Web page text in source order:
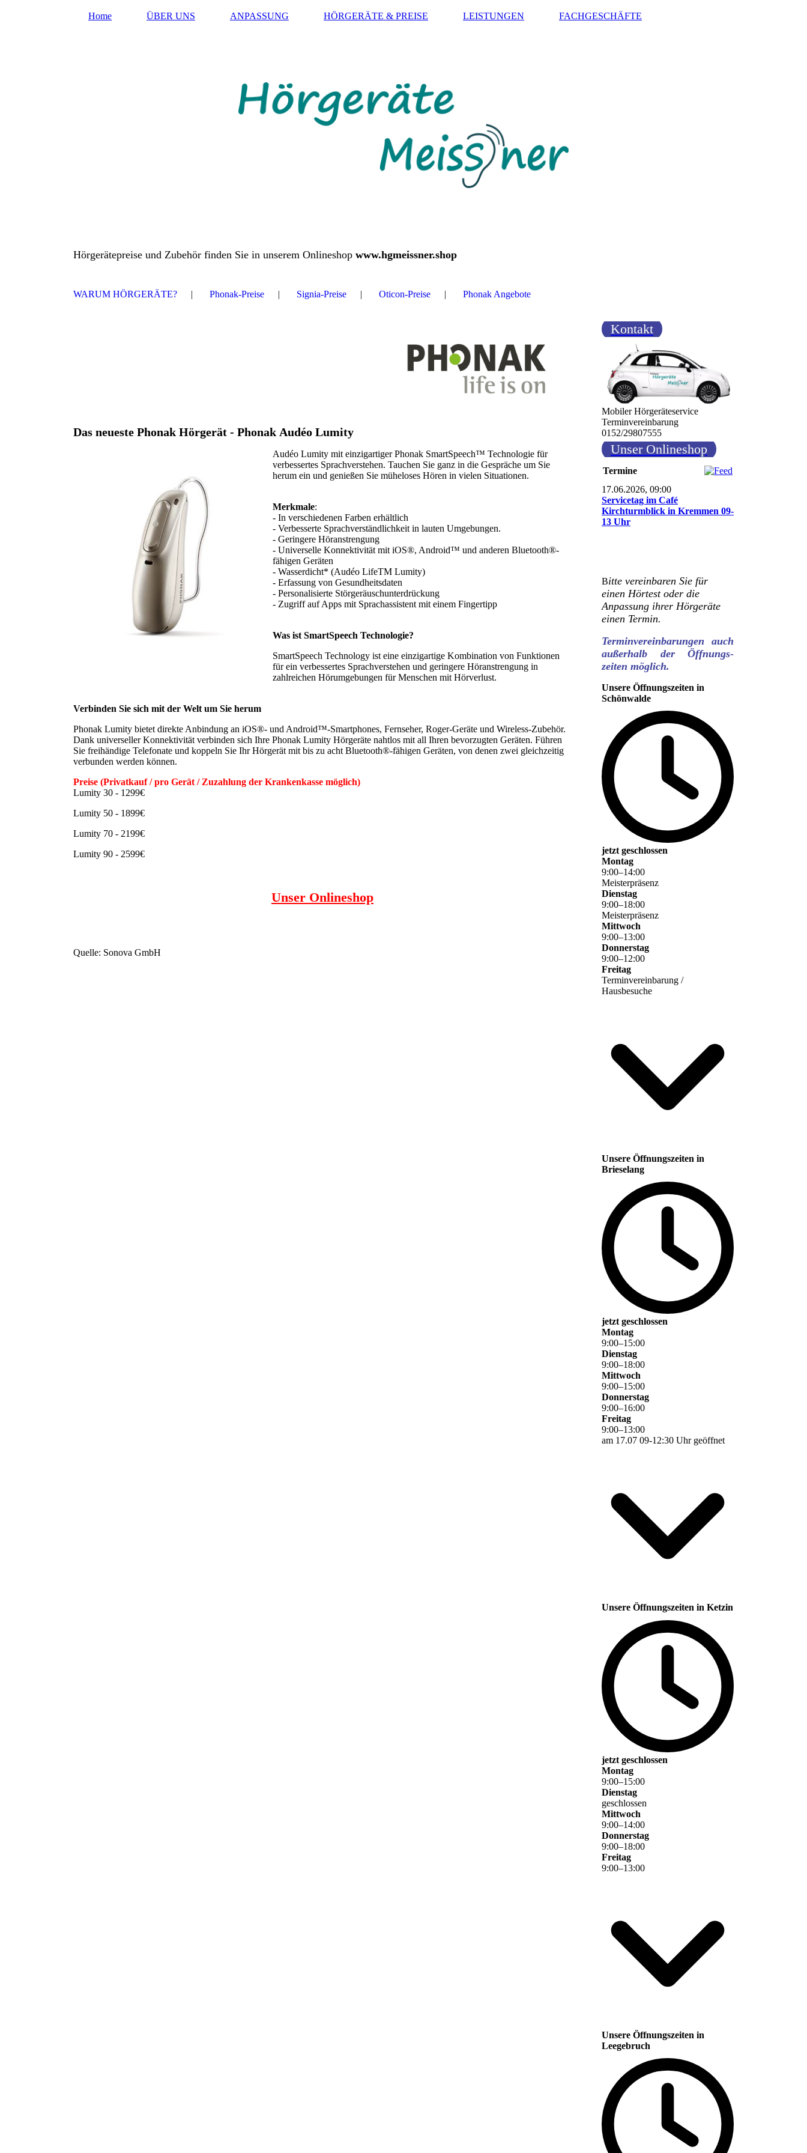
Home ÜBER UNS ANPASSUNG HÖRGERÄTE & PREISE LEISTUNGEN FACHGESCHÄFTE
Hörgerätepreise und Zubehör finden Sie in unserem Onlineshop www.hgmeissner.shop
WARUM HÖRGERÄTE? Phonak-Preise Signia-Preise Oticon-Preise Phonak Angebote
Das neueste Phonak Hörgerät - Phonak Audéo Lumity
Audéo Lumity mit einzigartiger Phonak SmartSpeech™ Technologie für
verbessertes Sprachverstehen. Tauchen Sie ganz in die Gespräche um Sie
herum ein und genießen Sie müheloses Hören in vielen Situationen.
Merkmale:
- In verschiedenen Farben erhältlich
- Verbesserte Sprachverständlichkeit in lauten Umgebungen.
- Geringere Höranstrengung
- Universelle Konnektivität mit iOS®, Android™ und anderen Bluetooth®-
fähigen Geräten
- Wasserdicht* (Audéo LifeTM Lumity)
- Erfassung von Gesundheitsdaten
- Personalisierte Störgeräuschunterdrückung
- Zugriff auf Apps mit Sprachassistent mit einem Fingertipp
Was ist SmartSpeech Technologie?
SmartSpeech Technology ist eine einzigartige Kombination von Funktionen
für ein verbessertes Sprachverstehen und geringere Höranstrengung in
zahlreichen Hörumgebungen für Menschen mit Hörverlust.
Verbinden Sie sich mit der Welt um Sie herum
Phonak Lumity bietet direkte Anbindung an iOS®- und Android™-Smartphones, Fernseher, Roger-Geräte und Wireless-Zubehör.
Dank universeller Konnektivität verbinden sich Ihre Phonak Lumity Hörgeräte nahtlos mit all Ihren bevorzugten Geräten. Führen
Sie freihändige Telefonate und koppeln Sie Ihr Hörgerät mit bis zu acht Bluetooth®-fähigen Geräten, von denen zwei gleichzeitig
verbunden werden können.
Preise (Privatkauf / pro Gerät / Zuzahlung der Krankenkasse möglich)
Lumity 30 - 1299€
Lumity 50 - 1899€
Lumity 70 - 2199€
Lumity 90 - 2599€
Unser Onlineshop
Quelle: Sonova GmbH
Kontakt
Mobiler Hörgeräteservice
Terminvereinbarung
0152/29807555
Unser Onlineshop
Termine
17.06.2026, 09:00
Servicetag im Café
Kirchturmblick in Kremmen 09-
13 Uhr
Bitte vereinbaren Sie für
einen Hörtest oder die
Anpassung ihrer Hörgeräte
einen Termin.
Terminvereinbarungen auch
außerhalb der Öffnungs-
zeiten möglich.
Unsere Öffnungszeiten in
Schönwalde
jetzt geschlossen
Montag
9:00–14:00
Meisterpräsenz
Dienstag
9:00–18:00
Meisterpräsenz
Mittwoch
9:00–13:00
Donnerstag
9:00–12:00
Freitag
Terminvereinbarung /
Hausbesuche
Unsere Öffnungszeiten in
Brieselang
jetzt geschlossen
Montag
9:00–15:00
Dienstag
9:00–18:00
Mittwoch
9:00–15:00
Donnerstag
9:00–16:00
Freitag
9:00–13:00
am 17.07 09-12:30 Uhr geöffnet
Unsere Öffnungszeiten in Ketzin
jetzt geschlossen
Montag
9:00–15:00
Dienstag
geschlossen
Mittwoch
9:00–14:00
Donnerstag
9:00–18:00
Freitag
9:00–13:00
Unsere Öffnungszeiten in
Leegebruch